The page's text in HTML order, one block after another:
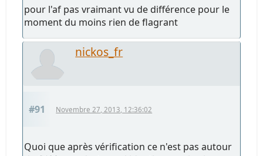
pour l'af pas vraimant vu de différence pour le
moment du moins rien de flagrant
nickos_fr
#91 Novembre 27, 2013, 12:36:02
Quoi que après vérification ce n'est pas autour